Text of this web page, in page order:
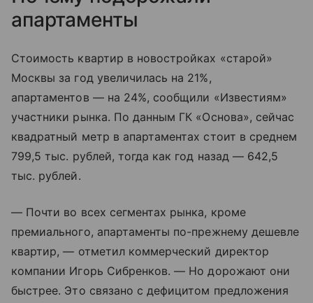
апартаменты
Стоимость квартир в новостройках «старой»
Москвы за год увеличилась на 21%,
апартаментов — на 24%, сообщили «Известиям»
участники рынка. По данным ГК «Основа», сейчас
квадратный метр в апартаментах стоит в среднем
799,5 тыс. рублей, тогда как год назад — 642,5
тыс. рублей.
— Почти во всех сегментах рынка, кроме
премиального, апартаменты по-прежнему дешевле
квартир, — отметил коммерческий директор
компании Игорь Сибренков. — Но дорожают они
быстрее. Это связано с дефицитом предложения